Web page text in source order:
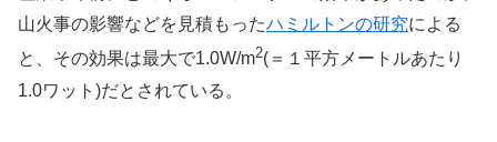
山火事の影響などを見積もったハミルトンの研究による
と、その効果は最大で1.0W/m2(＝１平方メートルあたり
1.0ワット)だとされている。